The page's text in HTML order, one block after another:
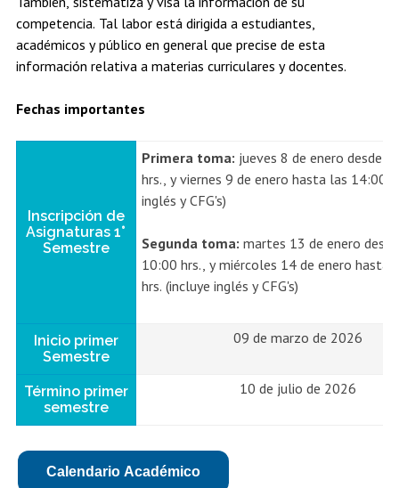
competencia. Tal labor está dirigida a estudiantes,
académicos y público en general que precise de esta
información relativa a materias curriculares y docentes.
Fechas importantes
Inscripción de
Asignaturas 1°
Semestre
Primera toma: jueves 8 de enero desde
hrs., y viernes 9 de enero hasta las 14:00
inglés y CFG's)
Segunda toma: martes 13 de enero
10:00 hrs., y miércoles 14 de enero hasta
hrs. (incluye inglés y CFG's)
Inicio primer
Semestre
09 de marzo de 2026
Término primer
semestre
10 de julio de 2026
Calendario Académico